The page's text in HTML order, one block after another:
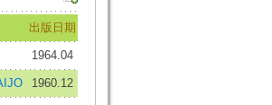
出版日期
1964.04
1960.12